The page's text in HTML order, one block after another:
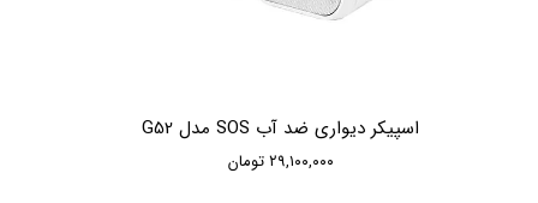
اسپیکر دیواری ضد آب SOS مدل G52
۲۹,۱۰۰,۰۰۰ تومان